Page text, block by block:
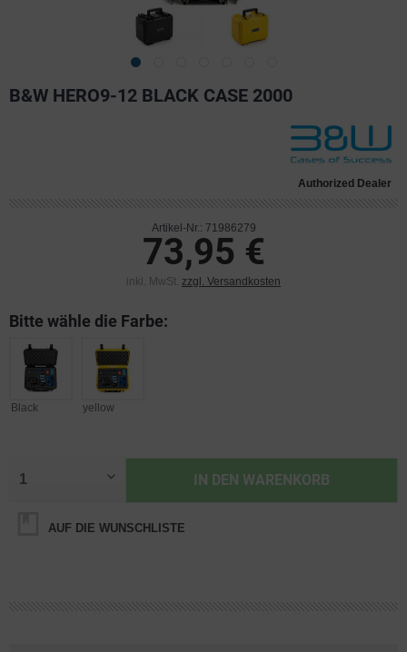
B&W HERO9-12 BLACK CASE 2000
Authorized Dealer
Artikel-Nr.: 71986279
73,95 €
inkl. MwSt. zzgl. Versandkosten
Bitte wähle die Farbe:
Black yellow
IN DEN WARENKORB
AUF DIE WUNSCHLISTE